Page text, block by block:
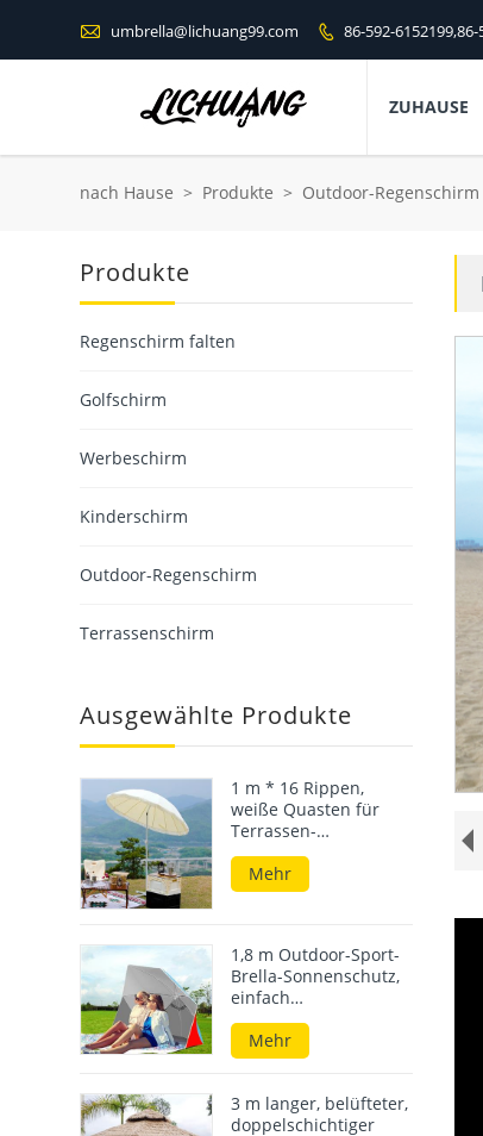
 umbrella@lichuang99.com  86-592-
ZUHAUSE
nach Hause > Produkte > Outdoor-Regenschirm
Produkte
Regenschirm falten
Golfschirm
Werbeschirm
Kinderschirm
Outdoor-Regenschirm
Terrassenschirm
Ausgewählte Produkte
1 m * 16 Rippen,
weiße Quasten für
Terrassen-
Gartenschirme mit
Sockel, heiße Verkäufe
auf dem koreanischen
Mehr
1,8 m Outdoor-Sport-
Brella-Sonnenschutz,
einfach
aufzubauender
Strandmuschelschirm
für den Strand
Mehr
3 m langer, belüfteter,
doppelschichtiger